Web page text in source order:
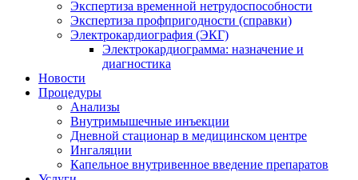
Экспертиза временной нетрудоспособности
Экспертиза профпригодности (справки)
Электрокардиография (ЭКГ)
Электрокардиограмма: назначение и
диагностика
Новости
Процедуры
Анализы
Внутримышечные инъекции
Дневной стационар в медицинском центре
Ингаляции
Капельное внутривенное введение препаратов